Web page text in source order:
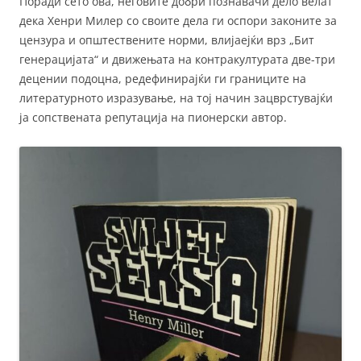
дека Хенри Милер со своите дела ги оспори законите за
цензура и општествените норми, влијаејќи врз „Бит
генерацијата“ и движењата на контракултурата две-три
децении подоцна, редефинирајќи ги границите на
литературното изразување, на тој начин зацврстувајќи
ја сопствената репутација на пионерски автор.